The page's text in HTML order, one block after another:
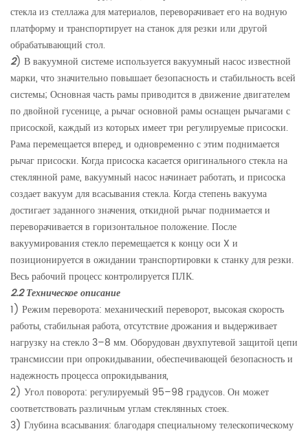
стекла из стеллажа для материалов, переворачивает его на водную
платформу и транспортирует на станок для резки или другой
обрабатывающий стол.
2) В вакуумной системе используется вакуумный насос известной
марки, что значительно повышает безопасность и стабильность всей
системы; Основная часть рамы приводится в движение двигателем
по двойной гусенице, а рычаг основной рамы оснащен рычагами с
присоской, каждый из которых имеет три регулируемые присоски.
Рама перемещается вперед, и одновременно с этим поднимается
рычаг присоски. Когда присоска касается оригинального стекла на
стеклянной раме, вакуумный насос начинает работать, и присоска
создает вакуум для всасывания стекла. Когда степень вакуума
достигает заданного значения, откидной рычаг поднимается и
переворачивается в горизонтальное положение. После
вакуумирования стекло перемещается к концу оси X и
позиционируется в ожидании транспортировки к станку для резки.
Весь рабочий процесс контролируется ПЛК.
2.2 Техническое описание
1) Режим переворота: механический переворот, высокая скорость
работы, стабильная работа, отсутствие дрожания и выдерживает
нагрузку на стекло 3–8 мм. Оборудован двухпутевой защитой цепи
трансмиссии при опрокидывании, обеспечивающей безопасность и
надежность процесса опрокидывания,
2) Угол поворота: регулируемый 95–98 градусов. Он может
соответствовать различным углам стеклянных стоек.
3) Глубина всасывания: благодаря специальному телескопическому